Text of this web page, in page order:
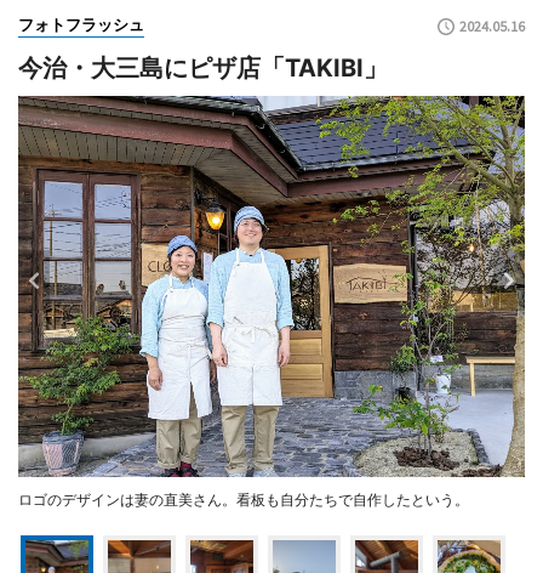
フォトフラッシュ 2024.05.16
今治・大三島にピザ店「TAKIBI」
ロゴのデザインは妻の直美さん。看板も自分たちで自作したという。